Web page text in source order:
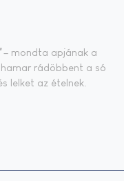
– mondta apjának a
hamar rádöbbent a só
lelket az ételnek.